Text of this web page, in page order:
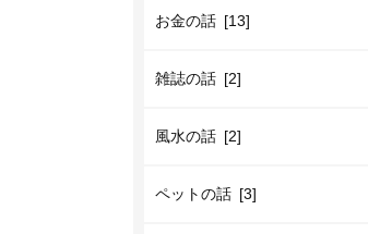
お金の話 [13]
雑誌の話 [2]
風水の話 [2]
ペットの話 [3]